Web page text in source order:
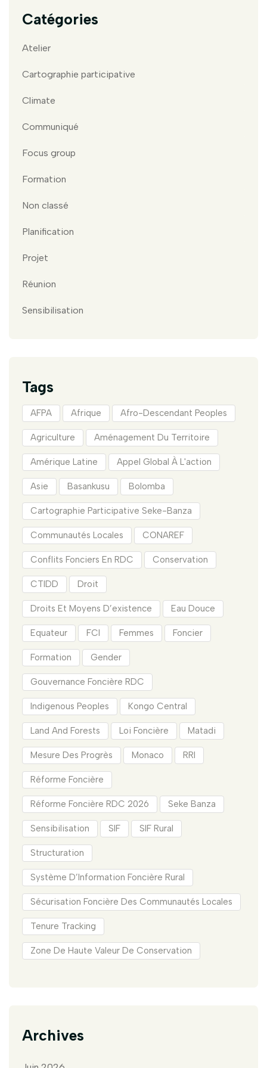
Catégories
Atelier
Cartographie participative
Climate
Communiqué
Focus group
Formation
Non classé
Planification
Projet
Réunion
Sensibilisation
Tags
AFPA Afrique Afro-Descendant Peoples
Agriculture Aménagement Du Territoire
Amérique Latine Appel Global À L'action
Asie Basankusu Bolomba
Cartographie Participative Seke-Banza
Communautés Locales CONAREF
Conflits Fonciers En RDC Conservation
CTIDD Droit
Droits Et Moyens D’existence Eau Douce
Equateur FCI Femmes Foncier
Formation Gender
Gouvernance Foncière RDC
Indigenous Peoples Kongo Central
Land And Forests Loi Foncière Matadi
Mesure Des Progrès Monaco RRI
Réforme Foncière
Réforme Foncière RDC 2026 Seke Banza
Sensibilisation SIF SIF Rural
Structuration
Système D’Information Foncière Rural
Sécurisation Foncière Des Communautés Locales
Tenure Tracking
Zone De Haute Valeur De Conservation
Archives